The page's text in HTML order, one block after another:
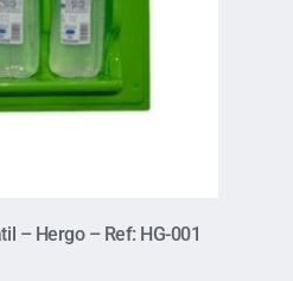
– Hergo – Ref: HG-001